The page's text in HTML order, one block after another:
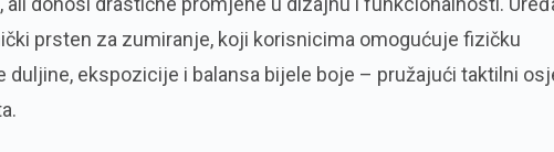
prsten za zumiranje, koji korisnicima omogućuje fizičku
duljine, ekspozicije i balansa bijele boje – pružajući taktilni